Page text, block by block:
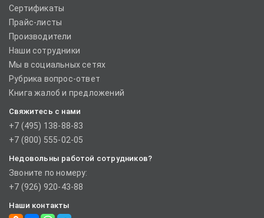
Сертификаты
Прайс-листы
Производители
Наши сотрудники
Мы в социальных сетях
Рубрика вопрос-ответ
Книга жалоб и предложений
Свяжитесь с нами
+7 (495) 138-88-83
+7 (800) 555-02-05
Недовольны работой сотрудников?
Звоните по номеру:
+7 (926) 920-43-88
Наши контакты